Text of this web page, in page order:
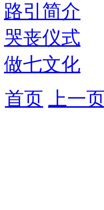
路引简介
哭丧仪式
做七文化
首页 上一